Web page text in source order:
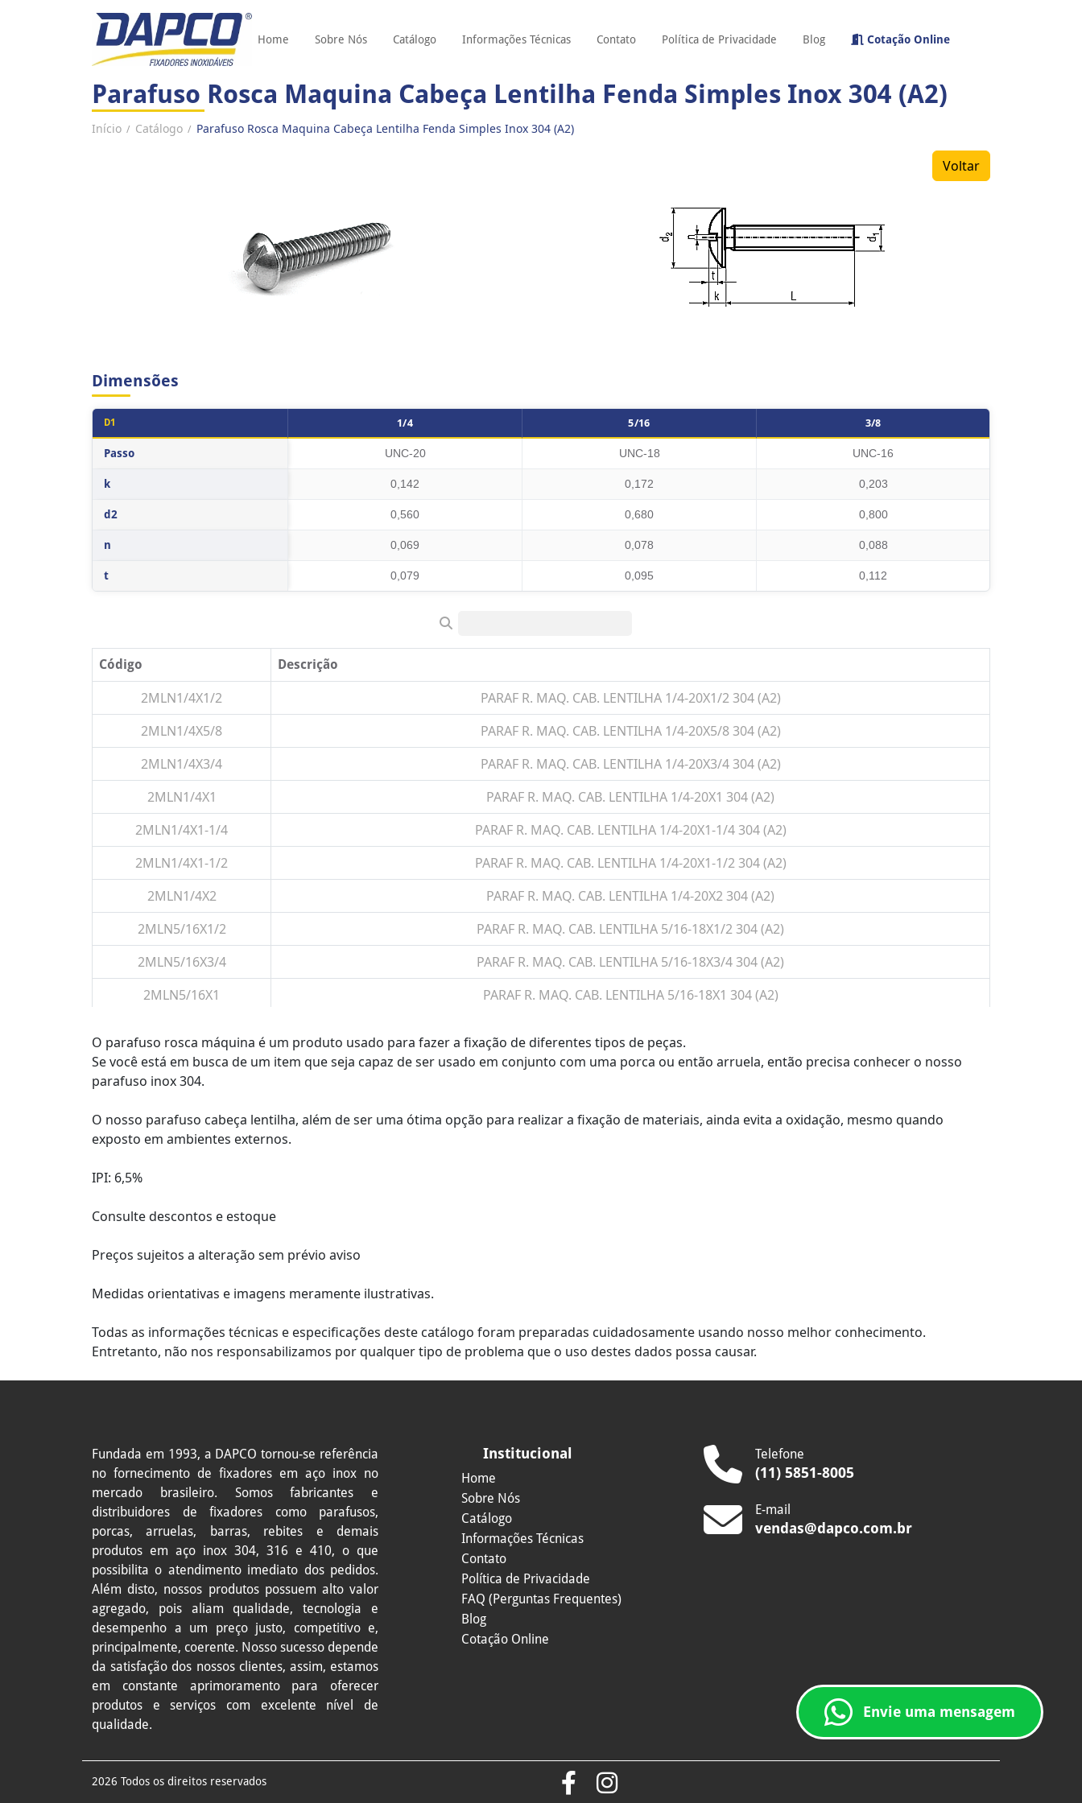
Home Sobre Nós Catálogo Informações Técnicas Contato Política de Privacidade Blog Cotação Online
Parafuso Rosca Maquina Cabeça Lentilha Fenda Simples Inox 304 (A2)
Início / Catálogo / Parafuso Rosca Maquina Cabeça Lentilha Fenda Simples Inox 304 (A2)
Voltar
Dimensões
D1 1/4 5/16 3/8
Passo UNC-20 UNC-18 UNC-16
k 0,142 0,172 0,203
d2 0,560 0,680 0,800
n 0,069 0,078 0,088
t 0,079 0,095 0,112
Código Descrição
2MLN1/4X1/2
PARAF R. MAQ. CAB. LENTILHA 1/4-20X1/2 304 (A2)
2MLN1/4X5/8
PARAF R. MAQ. CAB. LENTILHA 1/4-20X5/8 304 (A2)
2MLN1/4X3/4
PARAF R. MAQ. CAB. LENTILHA 1/4-20X3/4 304 (A2)
2MLN1/4X1
PARAF R. MAQ. CAB. LENTILHA 1/4-20X1 304 (A2)
2MLN1/4X1-1/4
PARAF R. MAQ. CAB. LENTILHA 1/4-20X1-1/4 304 (A2)
2MLN1/4X1-1/2
PARAF R. MAQ. CAB. LENTILHA 1/4-20X1-1/2 304 (A2)
2MLN1/4X2
PARAF R. MAQ. CAB. LENTILHA 1/4-20X2 304 (A2)
2MLN5/16X1/2
PARAF R. MAQ. CAB. LENTILHA 5/16-18X1/2 304 (A2)
2MLN5/16X3/4
PARAF R. MAQ. CAB. LENTILHA 5/16-18X3/4 304 (A2)
2MLN5/16X1
PARAF R. MAQ. CAB. LENTILHA 5/16-18X1 304 (A2)
2MLN5/16X1-1/2
PARAF R. MAQ. CAB. LENTILHA 5/16-18X1-1/2 304 (A2)
2MLN3/8X3/4
PARAF R. MAQ. CAB. LENTILHA 3/8-16X3/4 304 (A2)
2MLN3/8X1-1/2
2MLN3/8X2
O parafuso rosca máquina é um produto usado para fazer a fixação de diferentes tipos de peças.
Se você está em busca de um item que seja capaz de ser usado em conjunto com uma porca ou então arruela, então precisa conhecer o nosso
parafuso inox 304.
O nosso parafuso cabeça lentilha, além de ser uma ótima opção para realizar a fixação de materiais, ainda evita a oxidação, mesmo quando
exposto em ambientes externos.
IPI: 6,5%
Consulte descontos e estoque
Preços sujeitos a alteração sem prévio aviso
Medidas orientativas e imagens meramente ilustrativas.
Todas as informações técnicas e especificações deste catálogo foram preparadas cuidadosamente usando nosso melhor conhecimento.
Entretanto, não nos responsabilizamos por qualquer tipo de problema que o uso destes dados possa causar.
Fundada em 1993, a DAPCO tornou-se referência
no fornecimento de fixadores em aço inox no
mercado brasileiro. Somos fabricantes e
distribuidores de fixadores como
parafusos,
porcas, arruelas, barras, rebites e demais
produtos em aço inox 304, 316 e 410, o que
possibilita o atendimento imediato dos pedidos.
Além disto, nossos produtos possuem alto valor
agregado, pois aliam qualidade, tecnologia e
desempenho a um preço justo, competitivo e,
principalmente, coerente. Nosso sucesso depende
da satisfação dos nossos clientes, assim, estamos
em constante aprimoramento para oferecer
produtos e serviços com excelente nível de
qualidade.
Institucional
Home
Sobre Nós
Catálogo
Informações Técnicas
Contato
Política de Privacidade
FAQ (Perguntas Frequentes)
Blog
Cotação Online
Telefone
(11) 5851-8005
E-mail
vendas@dapco.com.br
2026 Todos os direitos reservados
Envie uma mensagem